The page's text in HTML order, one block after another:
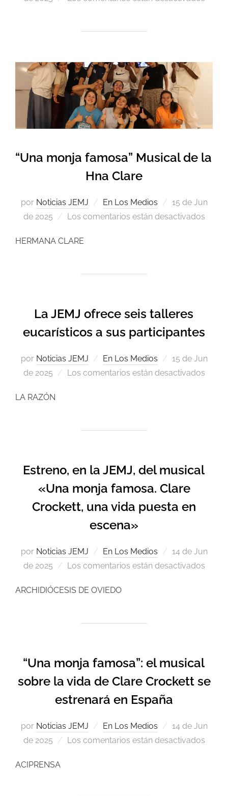
“Una monja famosa” Musical de la
Hna Clare
por Noticias JEMJ En Los Medios
15 de Jun
de 2025
Los comentarios están desactivados
HERMANA CLARE
La JEMJ ofrece seis talleres
eucarísticos a sus participantes
por Noticias JEMJ En Los Medios
15 de Jun
de 2025
Los comentarios están desactivados
LA RAZÓN
Estreno, en la JEMJ, del musical
«Una monja famosa. Clare
Crockett, una vida puesta en
escena»
por Noticias JEMJ En Los Medios
14 de Jun
de 2025
Los comentarios están desactivados
ARCHIDIÓCESIS DE OVIEDO
“Una monja famosa”: el musical
sobre la vida de Clare Crockett se
estrenará en España
por Noticias JEMJ En Los Medios
14 de Jun
de 2025
Los comentarios están desactivados
ACIPRENSA